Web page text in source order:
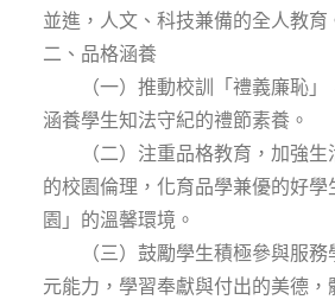
並進，人文、科技兼備的全人教育
二、品格涵養
（一）推動校訓「禮義廉恥」
涵養學生知法守紀的禮節素養。
（二）注重品格教育，加強生
的校園倫理，化育品學兼優的好
園」的溫馨環境。
（三）鼓勵學生積極參與服務
元能力，學習奉獻與付出的美德，